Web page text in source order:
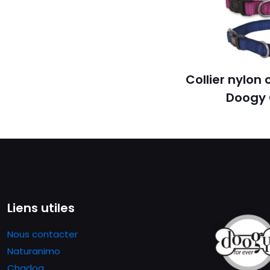
Collier nylon
Doogy
Liens utiles
Nous contacter
Naturanimo